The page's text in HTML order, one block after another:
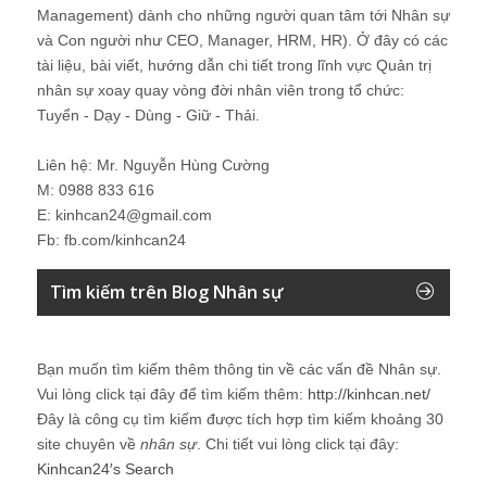
Management) dành cho những người quan tâm tới Nhân sự
và Con người như CEO, Manager, HRM, HR). Ở đây có các
tài liệu, bài viết, hướng dẫn chi tiết trong lĩnh vực Quản trị
nhân sự xoay quay vòng đời nhân viên trong tổ chức:
Tuyển - Dạy - Dùng - Giữ - Thải.
Liên hệ: Mr. Nguyễn Hùng Cường
M: 0988 833 616
E: kinhcan24@gmail.com
Fb: fb.com/kinhcan24
Tìm kiếm trên Blog Nhân sự
Bạn muốn tìm kiếm thêm thông tin về các vấn đề Nhân sự
Vui lòng click tại đây để tìm kiếm thêm: http://kinhcan.net/
Đây là công cụ tìm kiếm được tích hợp tìm kiếm khoảng 30
site chuyên về nhân sự. Chi tiết vui lòng click tại đây:
Kinhcan24′s Search